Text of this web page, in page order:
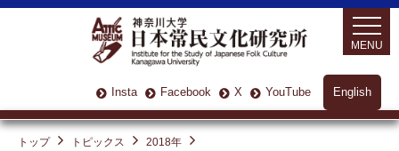
English
Insta Facebook X YouTube
MENU
トップ トピックス
2018年